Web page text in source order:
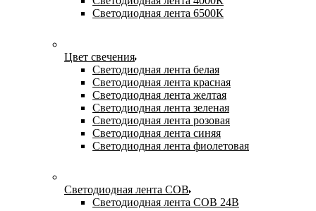
Светодиодная лента 6500К
Цвет свечения
Светодиодная лента белая
Светодиодная лента красная
Светодиодная лента желтая
Светодиодная лента зеленая
Светодиодная лента розовая
Светодиодная лента синяя
Светодиодная лента фиолетовая
Светодиодная лента COB
Светодиодная лента COB 24В